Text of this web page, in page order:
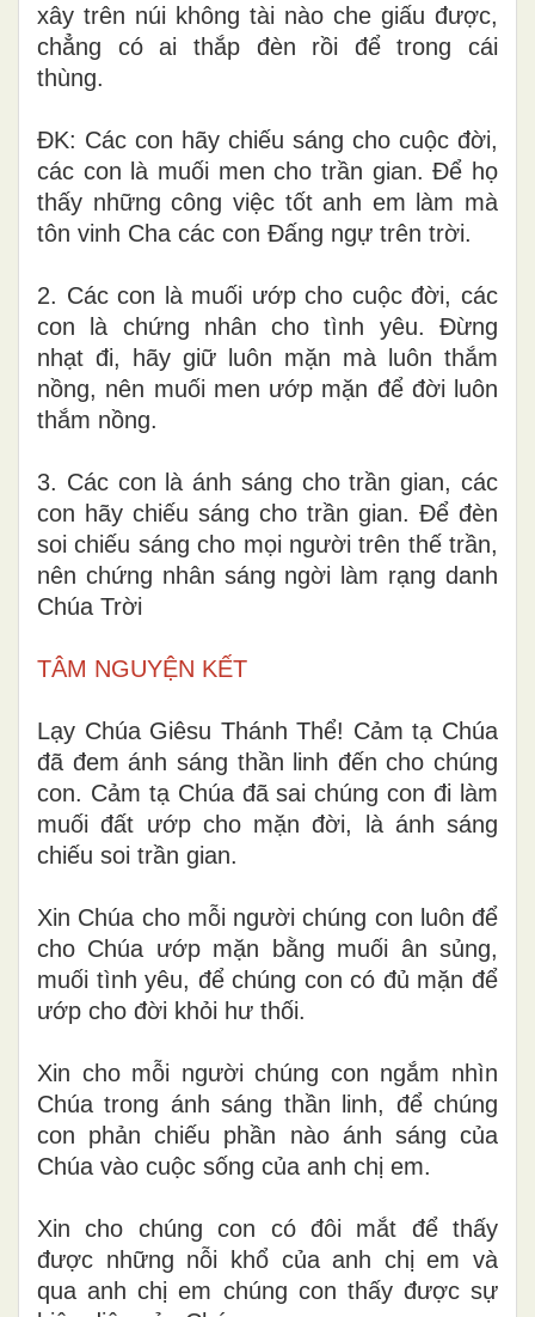
xây trên núi không tài nào che giấu được,
chẳng có ai thắp đèn rồi để trong cái
thùng.
ĐK: Các con hãy chiếu sáng cho cuộc đời,
các con là muối men cho trần gian. Để họ
thấy những công việc tốt anh em làm mà
tôn vinh Cha các con Đấng ngự trên trời.
2. Các con là muối ướp cho cuộc đời, các
con là chứng nhân cho tình yêu. Đừng
nhạt đi, hãy giữ luôn mặn mà luôn thắm
nồng, nên muối men ướp mặn để đời luôn
thắm nồng.
3. Các con là ánh sáng cho trần gian, các
con hãy chiếu sáng cho trần gian. Để đèn
soi chiếu sáng cho mọi người trên thế trần,
nên chứng nhân sáng ngời làm rạng danh
Chúa Trời
TÂM NGUYỆN KẾT
Lạy Chúa Giêsu Thánh Thể! Cảm tạ Chúa
đã đem ánh sáng thần linh đến cho chúng
con. Cảm tạ Chúa đã sai chúng con đi làm
muối đất ướp cho mặn đời, là ánh sáng
chiếu soi trần gian.
Xin Chúa cho mỗi người chúng con luôn để
cho Chúa ướp mặn bằng muối ân sủng,
muối tình yêu, để chúng con có đủ mặn để
ướp cho đời khỏi hư thối.
Xin cho mỗi người chúng con ngắm nhìn
Chúa trong ánh sáng thần linh, để chúng
con phản chiếu phần nào ánh sáng của
Chúa vào cuộc sống của anh chị em.
Xin cho chúng con có đôi mắt để thấy
được những nỗi khổ của anh chị em và
qua anh chị em chúng con thấy được sự